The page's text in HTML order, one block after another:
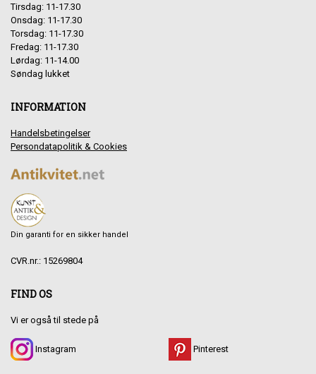
Tirsdag: 11-17.30
Onsdag: 11-17.30
Torsdag: 11-17.30
Fredag: 11-17.30
Lørdag: 11-14.00
Søndag lukket
INFORMATION
Handelsbetingelser
Persondatapolitik & Cookies
Din garanti for en sikker handel
CVR.nr.: 15269804
FIND OS
Vi er også til stede på
Instagram Pinterest